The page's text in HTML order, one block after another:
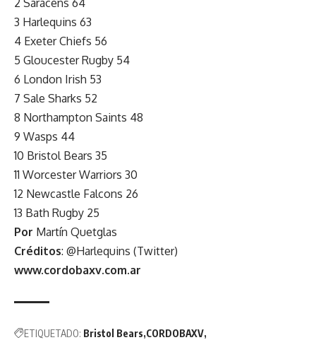
3 Harlequins 63
4 Exeter Chiefs 56
5 Gloucester Rugby 54
6 London Irish 53
7 Sale Sharks 52
8 Northampton Saints 48
9 Wasps 44
10 Bristol Bears 35
11 Worcester Warriors 30
12 Newcastle Falcons 26
13 Bath Rugby 25
Por Martín Quetglas
Créditos: @Harlequins (Twitter)
www.cordobaxv.com.ar
ETIQUETADO: Bristol Bears CORDOBAXV